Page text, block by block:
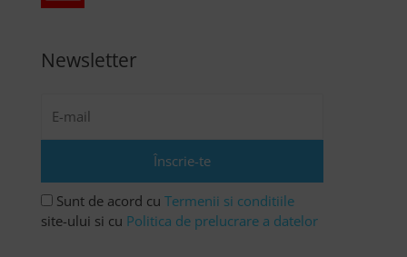
Newsletter
Sunt de acord cu Termenii si conditiile
site-ului si cu Politica de prelucrare a datelor